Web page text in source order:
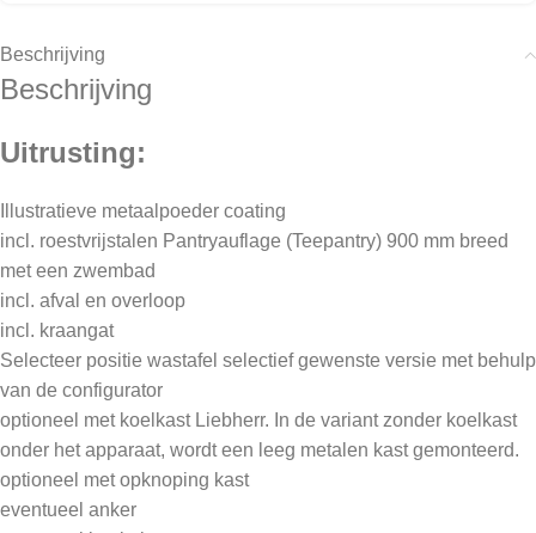
Beschrijving
Beschrijving
Uitrusting:
Illustratieve metaalpoeder coating
incl. roestvrijstalen Pantryauflage (Teepantry) 900 mm breed
met een zwembad
incl. afval en overloop
incl. kraangat
Selecteer positie wastafel selectief gewenste versie met behulp
van de configurator
optioneel met koelkast Liebherr. In de variant zonder koelkast
onder het apparaat, wordt een leeg metalen kast gemonteerd.
optioneel met opknoping kast
eventueel anker